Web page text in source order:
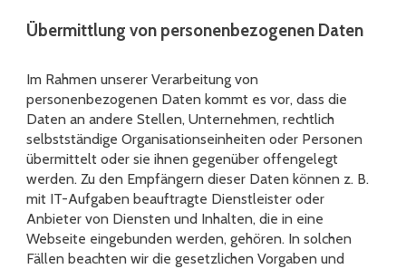
Übermittlung von personenbezogenen Daten
Im Rahmen unserer Verarbeitung von
personenbezogenen Daten kommt es vor, dass die
Daten an andere Stellen, Unternehmen, rechtlich
selbstständige Organisationseinheiten oder Personen
übermittelt oder sie ihnen gegenüber offengelegt
werden. Zu den Empfängern dieser Daten können z. B.
mit IT-Aufgaben beauftragte Dienstleister oder
Anbieter von Diensten und Inhalten, die in eine
Webseite eingebunden werden, gehören. In solchen
Fällen beachten wir die gesetzlichen Vorgaben und